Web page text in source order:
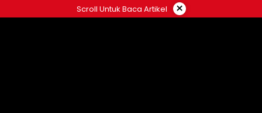
to
Scroll Untuk Baca Artikel ×